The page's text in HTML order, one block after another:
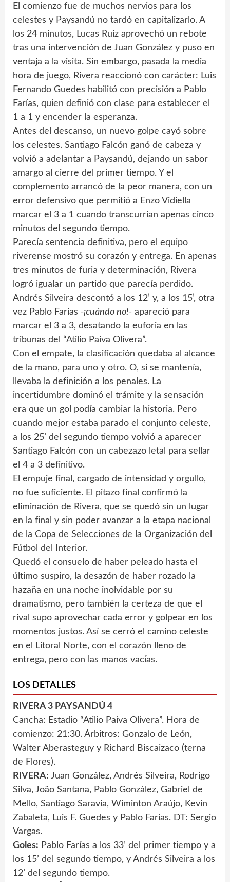
El comienzo fue de muchos nervios para los
celestes y Paysandú no tardó en capitalizarlo. A
los 24 minutos, Lucas Ruiz aprovechó un rebote
tras una intervención de Juan González y puso en
ventaja a la visita. Sin embargo, pasada la media
hora de juego, Rivera reaccionó con carácter: Luis
Fernando Guedes habilitó con precisión a Pablo
Farías, quien definió con clase para establecer el
1 a 1 y encender la esperanza.
Antes del descanso, un nuevo golpe cayó sobre
los celestes. Santiago Falcón ganó de cabeza y
volvió a adelantar a Paysandú, dejando un sabor
amargo al cierre del primer tiempo. Y el
complemento arrancó de la peor manera, con un
error defensivo que permitió a Enzo Vidiella
marcar el 3 a 1 cuando transcurrían apenas cinco
minutos del segundo tiempo.
Parecía sentencia definitiva, pero el equipo
riverense mostró su corazón y entrega. En apenas
tres minutos de furia y determinación, Rivera
logró igualar un partido que parecía perdido.
Andrés Silveira descontó a los 12’ y, a los 15’, otra
vez Pablo Farías -¡cuándo no!- apareció para
marcar el 3 a 3, desatando la euforia en las
tribunas del “Atilio Paiva Olivera”.
Con el empate, la clasificación quedaba al alcance
de la mano, para uno y otro. O, si se mantenía,
llevaba la definición a los penales. La
incertidumbre dominó el trámite y la sensación
era que un gol podía cambiar la historia. Pero
cuando mejor estaba parado el conjunto celeste,
a los 25’ del segundo tiempo volvió a aparecer
Santiago Falcón con un cabezazo letal para sellar
el 4 a 3 definitivo.
El empuje final, cargado de intensidad y orgullo,
no fue suficiente. El pitazo final confirmó la
eliminación de Rivera, que se quedó sin un lugar
en la final y sin poder avanzar a la etapa nacional
de la Copa de Selecciones de la Organización del
Fútbol del Interior.
Quedó el consuelo de haber peleado hasta el
último suspiro, la desazón de haber rozado la
hazaña en una noche inolvidable por su
dramatismo, pero también la certeza de que el
rival supo aprovechar cada error y golpear en los
momentos justos. Así se cerró el camino celeste
en el Litoral Norte, con el corazón lleno de
entrega, pero con las manos vacías.
LOS DETALLES
RIVERA 3 PAYSANDÚ 4
Cancha: Estadio “Atilio Paiva Olivera”. Hora de
comienzo: 21:30. Árbitros: Gonzalo de León,
Walter Aberasteguy y Richard Biscaizaco (terna
de Flores).
RIVERA: Juan González, Andrés Silveira, Rodrigo
Silva, João Santana, Pablo González, Gabriel de
Mello, Santiago Saravia, Wiminton Araújo, Kevin
Zabaleta, Luis F. Guedes y Pablo Farías. DT: Sergio
Vargas.
Goles: Pablo Farías a los 33’ del primer tiempo y a
los 15’ del segundo tiempo, y Andrés Silveira a los
12’ del segundo tiempo.